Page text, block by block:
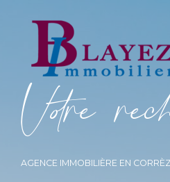
Vore re
AGENCE IMMOBILIÈRE EN